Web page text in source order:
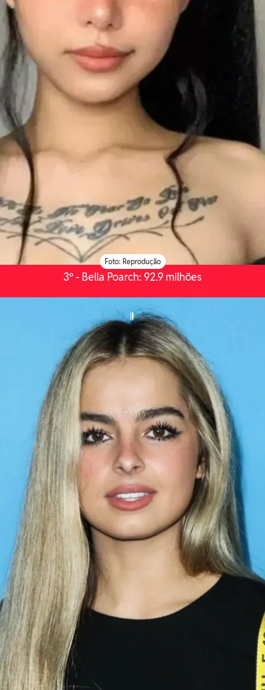
Foto: Reprodução
3º - Bella Poarch: 92.9 milhões